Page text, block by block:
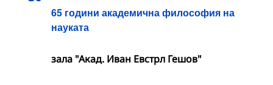
65 години академична философия на
науката
зала "Акад. Иван Евстрл Гешов"